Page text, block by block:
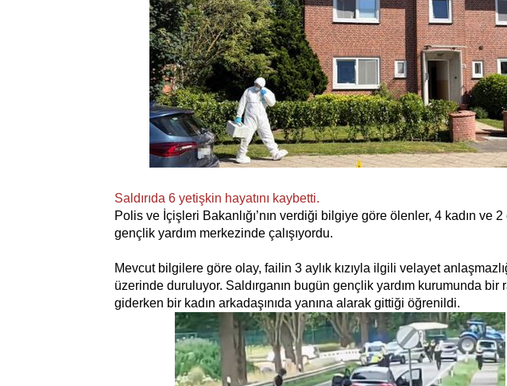
Saldırıda 6 yetişkin hayatını kaybetti.
Polis ve İçişleri Bakanlığı’nın verdiği bilgiye göre ölenler, 4 kadın ve
gençlik yardım merkezinde çalışıyordu.
Mevcut bilgilere göre olay, failin 3 aylık kızıyla ilgili velayet
üzerinde duruluyor. Saldırganın bugün gençlik yardım kurumunda
giderken bir kadın arkadaşınıda yanına alarak gittiği öğrenildi.